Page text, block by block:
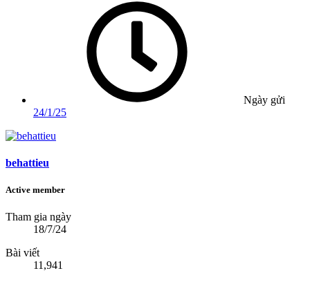
Ngày gửi
24/1/25
behattieu
Active member
Tham gia ngày
18/7/24
Bài viết
11,941